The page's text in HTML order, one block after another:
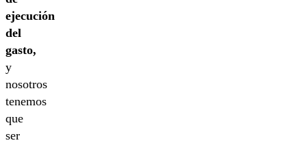
ejecución
del
gasto,
y
nosotros
tenemos
que
ser